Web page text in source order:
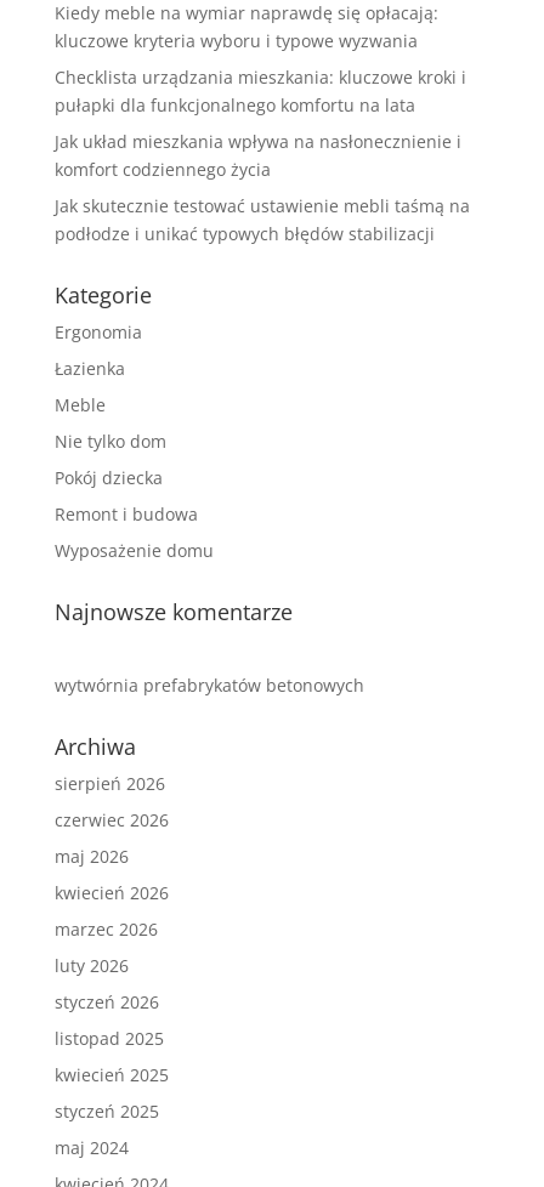
Kiedy meble na wymiar naprawdę się opłacają:
kluczowe kryteria wyboru i typowe wyzwania
Checklista urządzania mieszkania: kluczowe kroki i
pułapki dla funkcjonalnego komfortu na lata
Jak układ mieszkania wpływa na nasłonecznienie i
komfort codziennego życia
Jak skutecznie testować ustawienie mebli taśmą na
podłodze i unikać typowych błędów stabilizacji
Kategorie
Ergonomia
Łazienka
Meble
Nie tylko dom
Pokój dziecka
Remont i budowa
Wyposażenie domu
Najnowsze komentarze
wytwórnia prefabrykatów betonowych
Archiwa
sierpień 2026
czerwiec 2026
maj 2026
kwiecień 2026
marzec 2026
luty 2026
styczeń 2026
listopad 2025
kwiecień 2025
styczeń 2025
maj 2024